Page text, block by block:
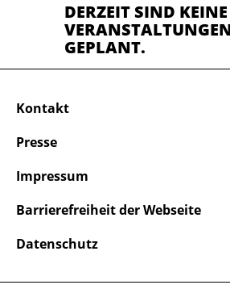
DERZEIT SIND KEINE
GEPLANT.
Kontakt
Presse
Impressum
Barrierefreiheit der Webseite
Datenschutz